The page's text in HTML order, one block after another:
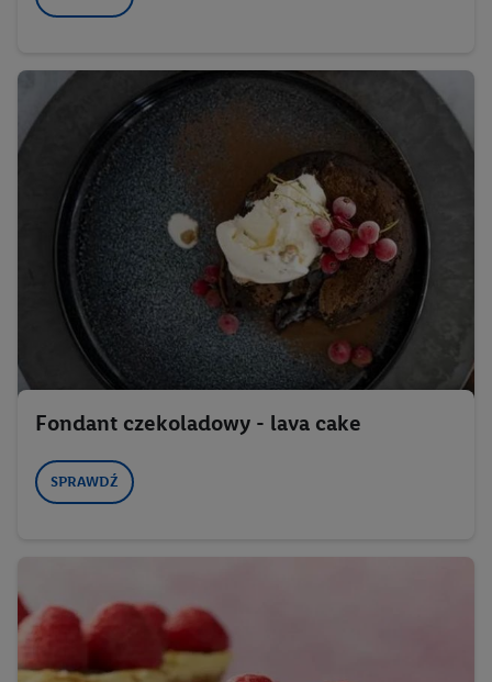
Fondant czekoladowy - lava cake
SPRAWDŹ